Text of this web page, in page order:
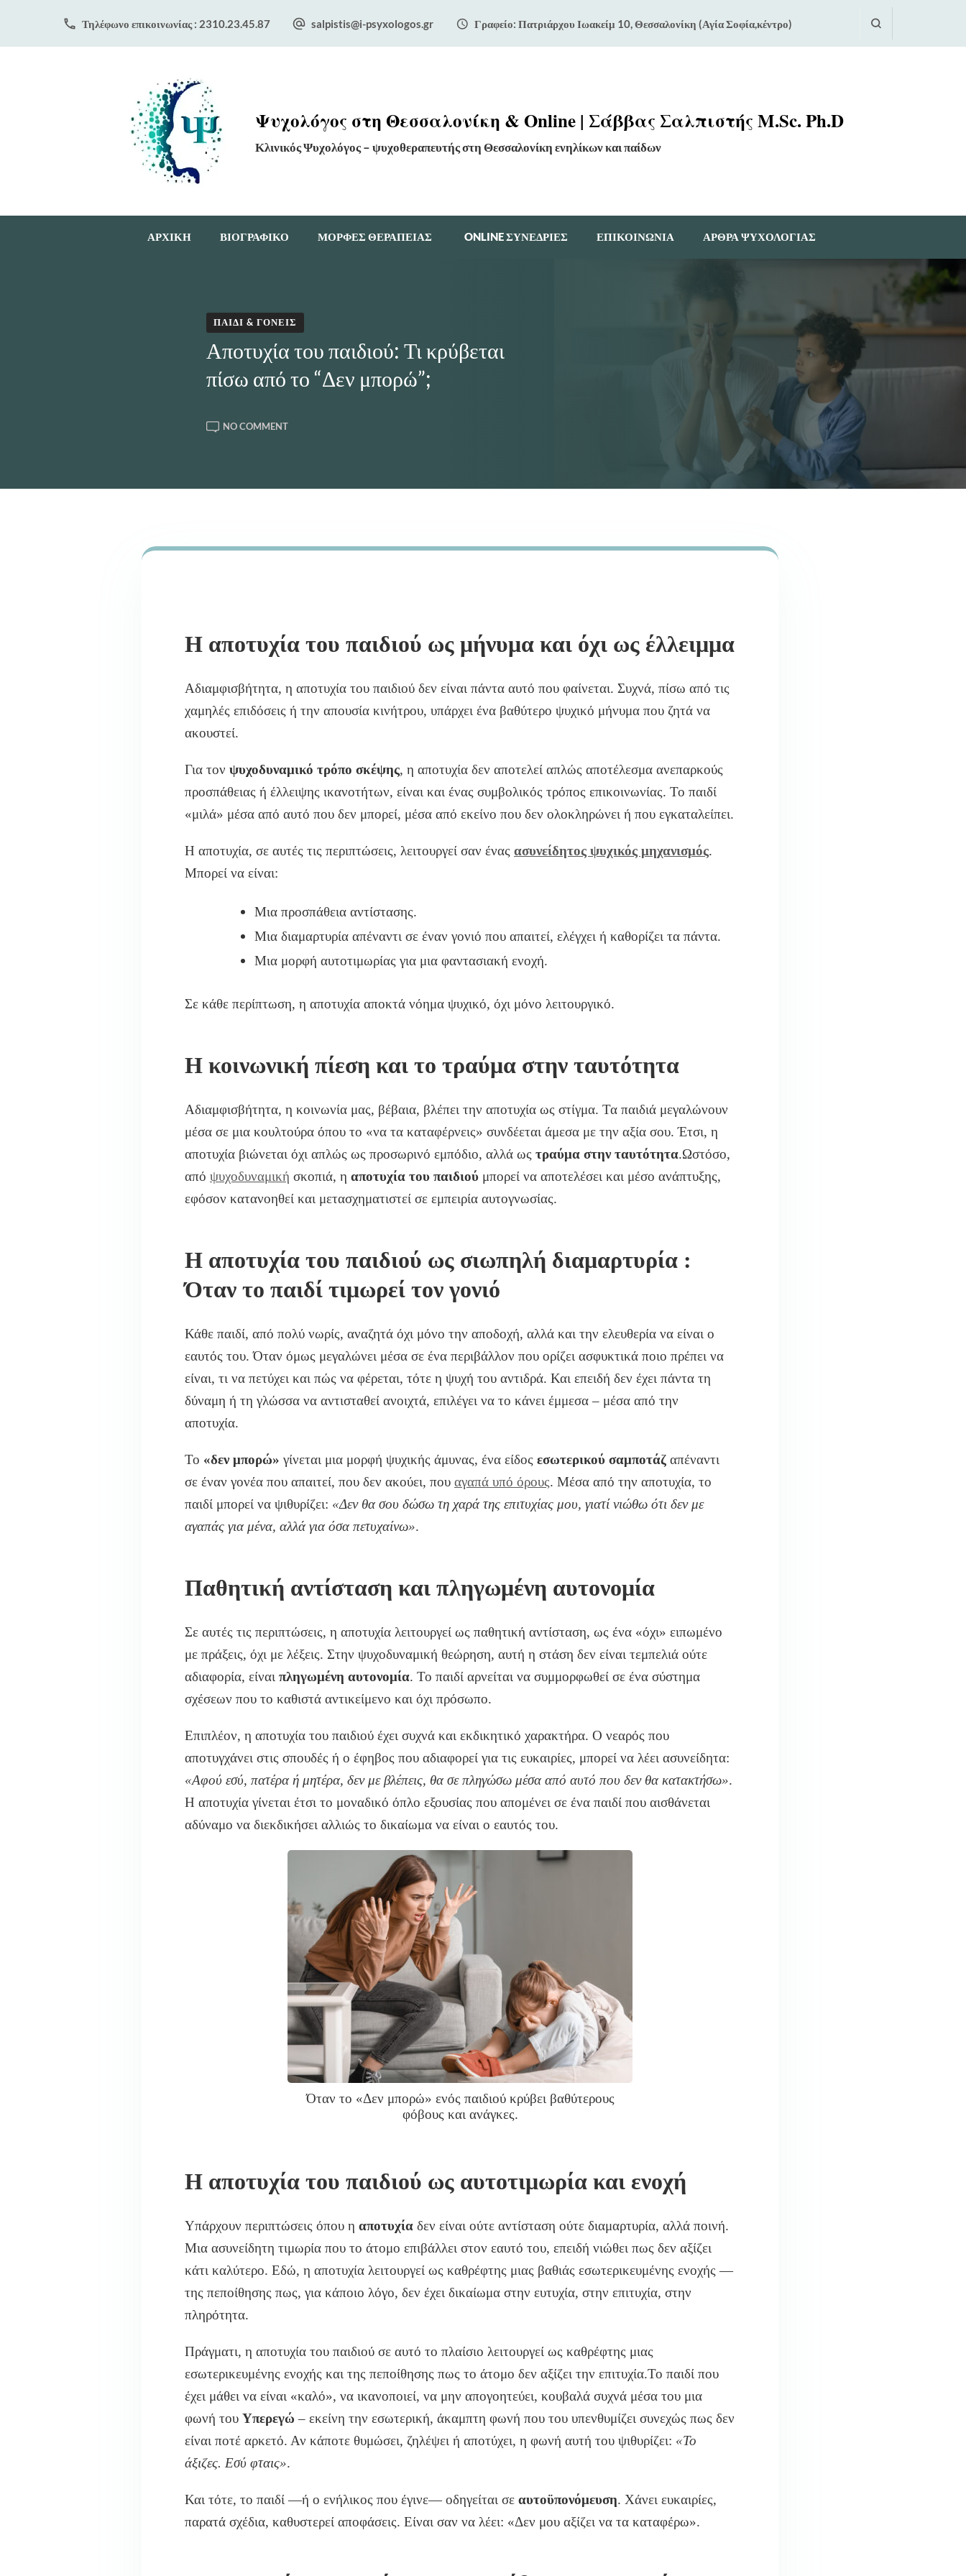
Τηλέφωνο επικοινωνίας : 2310.23.45.87 salpistis@i-psyxologos.gr Γραφείο: Πατριάρχου Ιωακείμ 10, Θεσσαλονίκη (Αγία Σοφία,κέντρο)
Ψυχολόγος στη Θεσσαλονίκη & Online | Σάββας Σαλπιστής M.Sc. Ph.D
Κλινικός Ψυχολόγος – ψυχοθεραπευτής στη Θεσσαλονίκη ενηλίκων και παίδων
ΑΡΧΙΚΗ ΒΙΟΓΡΑΦΙΚΟ ΜΟΡΦΕΣ ΘΕΡΑΠΕΙΑΣ ONLINE ΣΥΝΕΔΡΙΕΣ ΕΠΙΚΟΙΝΩΝΙΑ ΆΡΘΡΑ ΨΥΧΟΛΟΓΊΑΣ
ΠΑΙΔΊ & ΓΟΝΕΊΣ
Αποτυχία του παιδιού: Τι κρύβεται
πίσω από το “Δεν μπορώ”;
NO COMMENTON
ΤΙ
ΤΟ
Η αποτυχία του παιδιού ως μήνυμα και όχι ως έλλειμμα
Αδιαμφισβήτητα, η αποτυχία του παιδιού δεν είναι πάντα αυτό που φαίνεται. Συχνά, πίσω από τις
χαμηλές επιδόσεις ή την απουσία κινήτρου, υπάρχει ένα βαθύτερο ψυχικό μήνυμα που ζητά να
ακουστεί.
Για τον ψυχοδυναμικό τρόπο σκέψης, η αποτυχία δεν αποτελεί απλώς αποτέλεσμα ανεπαρκούς
προσπάθειας ή έλλειψης ικανοτήτων, είναι και ένας συμβολικός τρόπος επικοινωνίας. Το παιδί
«μιλά» μέσα από αυτό που δεν μπορεί, μέσα από εκείνο που δεν ολοκληρώνει ή που εγκαταλείπει.
Η αποτυχία, σε αυτές τις περιπτώσεις, λειτουργεί σαν ένας ασυνείδητος ψυχικός μηχανισμός.
Μπορεί να είναι:
Μια προσπάθεια αντίστασης.
Μια διαμαρτυρία απέναντι σε έναν γονιό που απαιτεί, ελέγχει ή καθορίζει τα πάντα.
Μια μορφή αυτοτιμωρίας για μια φαντασιακή ενοχή.
Σε κάθε περίπτωση, η αποτυχία αποκτά νόημα ψυχικό, όχι μόνο λειτουργικό.
Η κοινωνική πίεση και το τραύμα στην ταυτότητα
Αδιαμφισβήτητα, η κοινωνία μας, βέβαια, βλέπει την αποτυχία ως στίγμα. Τα παιδιά μεγαλώνουν
μέσα σε μια κουλτούρα όπου το «να τα καταφέρνεις» συνδέεται άμεσα με την αξία σου. Έτσι, η
αποτυχία βιώνεται όχι απλώς ως προσωρινό εμπόδιο, αλλά ως τραύμα στην ταυτότητα.Ωστόσο,
από ψυχοδυναμική σκοπιά, η αποτυχία του παιδιού μπορεί να αποτελέσει και μέσο ανάπτυξης,
εφόσον κατανοηθεί και μετασχηματιστεί σε εμπειρία αυτογνωσίας.
Η αποτυχία του παιδιού ως σιωπηλή διαμαρτυρία :
Όταν το παιδί τιμωρεί τον γονιό
Κάθε παιδί, από πολύ νωρίς, αναζητά όχι μόνο την αποδοχή, αλλά και την ελευθερία να είναι ο
εαυτός του. Όταν όμως μεγαλώνει μέσα σε ένα περιβάλλον που ορίζει ασφυκτικά ποιο πρέπει να
είναι, τι να πετύχει και πώς να φέρεται, τότε η ψυχή του αντιδρά. Και επειδή δεν έχει πάντα τη
δύναμη ή τη γλώσσα να αντισταθεί ανοιχτά, επιλέγει να το κάνει έμμεσα – μέσα από την
αποτυχία.
Το «δεν μπορώ» γίνεται μια μορφή ψυχικής άμυνας, ένα είδος εσωτερικού σαμποτάζ απέναντι
σε έναν γονέα που απαιτεί, που δεν ακούει, που αγαπά υπό όρους. Μέσα από την αποτυχία, το
παιδί μπορεί να ψιθυρίζει: «Δεν θα σου δώσω τη χαρά της επιτυχίας μου, γιατί νιώθω ότι δεν με
αγαπάς για μένα, αλλά για όσα πετυχαίνω».
Παθητική αντίσταση και πληγωμένη αυτονομία
Σε αυτές τις περιπτώσεις, η αποτυχία λειτουργεί ως παθητική αντίσταση, ως ένα «όχι» ειπωμένο
με πράξεις, όχι με λέξεις. Στην ψυχοδυναμική θεώρηση, αυτή η στάση δεν είναι τεμπελιά ούτε
αδιαφορία, είναι πληγωμένη αυτονομία. Το παιδί αρνείται να συμμορφωθεί σε ένα σύστημα
σχέσεων που το καθιστά αντικείμενο και όχι πρόσωπο.
Επιπλέον, η αποτυχία του παιδιού έχει συχνά και εκδικητικό χαρακτήρα. Ο νεαρός που
αποτυγχάνει στις σπουδές ή ο έφηβος που αδιαφορεί για τις ευκαιρίες, μπορεί να λέει ασυνείδητα:
«Αφού εσύ, πατέρα ή μητέρα, δεν με βλέπεις, θα σε πληγώσω μέσα από αυτό που δεν θα κατακτήσω».
Η αποτυχία γίνεται έτσι το μοναδικό όπλο εξουσίας που απομένει σε ένα παιδί που αισθάνεται
αδύναμο να διεκδικήσει αλλιώς το δικαίωμα να είναι ο εαυτός του.
Όταν το «Δεν μπορώ» ενός παιδιού κρύβει βαθύτερους
φόβους και ανάγκες.
Η αποτυχία του παιδιού ως αυτοτιμωρία και ενοχή
Υπάρχουν περιπτώσεις όπου η αποτυχία δεν είναι ούτε αντίσταση ούτε διαμαρτυρία, αλλά ποινή.
Μια ασυνείδητη τιμωρία που το άτομο επιβάλλει στον εαυτό του, επειδή νιώθει πως δεν αξίζει
κάτι καλύτερο. Εδώ, η αποτυχία λειτουργεί ως καθρέφτης μιας βαθιάς εσωτερικευμένης ενοχής —
της πεποίθησης πως, για κάποιο λόγο, δεν έχει δικαίωμα στην ευτυχία, στην επιτυχία, στην
πληρότητα.
Πράγματι, η αποτυχία του παιδιού σε αυτό το πλαίσιο λειτουργεί ως καθρέφτης μιας
εσωτερικευμένης ενοχής και της πεποίθησης πως το άτομο δεν αξίζει την επιτυχία.Το παιδί που
έχει μάθει να είναι «καλό», να ικανοποιεί, να μην απογοητεύει, κουβαλά συχνά μέσα του μια
φωνή του Υπερεγώ – εκείνη την εσωτερική, άκαμπτη φωνή που του υπενθυμίζει συνεχώς πως δεν
είναι ποτέ αρκετό. Αν κάποτε θυμώσει, ζηλέψει ή αποτύχει, η φωνή αυτή του ψιθυρίζει: «Το
άξιζες. Εσύ φταις».
Και τότε, το παιδί —ή ο ενήλικος που έγινε— οδηγείται σε αυτοϋπονόμευση. Χάνει ευκαιρίες,
παρατά σχέδια, καθυστερεί αποφάσεις. Είναι σαν να λέει: «Δεν μου αξίζει να τα καταφέρω».